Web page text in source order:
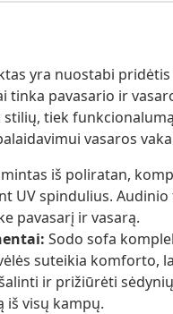
yra nuostabi
tinka pavasario ir
stilių, tiek
vasaros
iš poliratan,
UV spindulius.
pavasarį ir vasarą.
Sodo sofa
suteikia komforto,
ir prižiūrėti
iš visų kampų.